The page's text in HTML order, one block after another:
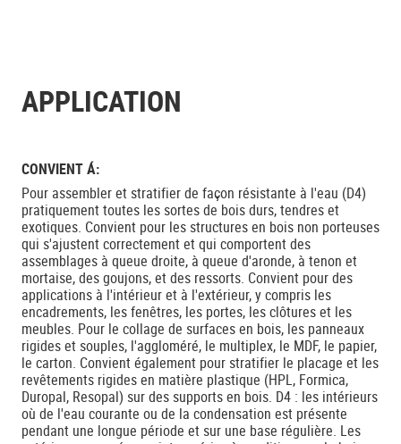
APPLICATION
CONVIENT Á:
Pour assembler et stratifier de façon résistante à l'eau (D4)
pratiquement toutes les sortes de bois durs, tendres et
exotiques. Convient pour les structures en bois non porteuses
qui s'ajustent correctement et qui comportent des
assemblages à queue droite, à queue d'aronde, à tenon et
mortaise, des goujons, et des ressorts. Convient pour des
applications à l'intérieur et à l'extérieur, y compris les
encadrements, les fenêtres, les portes, les clôtures et les
meubles. Pour le collage de surfaces en bois, les panneaux
rigides et souples, l'aggloméré, le multiplex, le MDF, le papier,
le carton. Convient également pour stratifier le placage et les
revêtements rigides en matière plastique (HPL, Formica,
Duropal, Resopal) sur des supports en bois. D4 : les intérieurs
où de l'eau courante ou de la condensation est présente
pendant une longue période et sur une base régulière. Les